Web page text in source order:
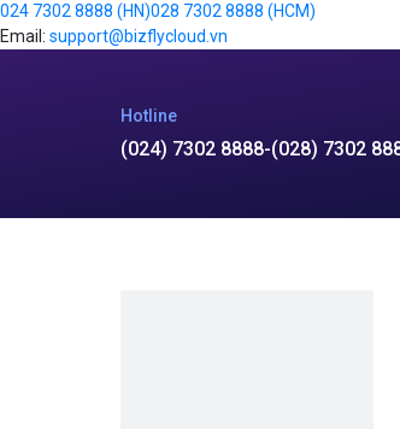
024 7302 8888 (HN)028 7302 8888 (HCM)
Email: support@bizflycloud.vn
Hotline
(024) 7302 8888-(028) 7302